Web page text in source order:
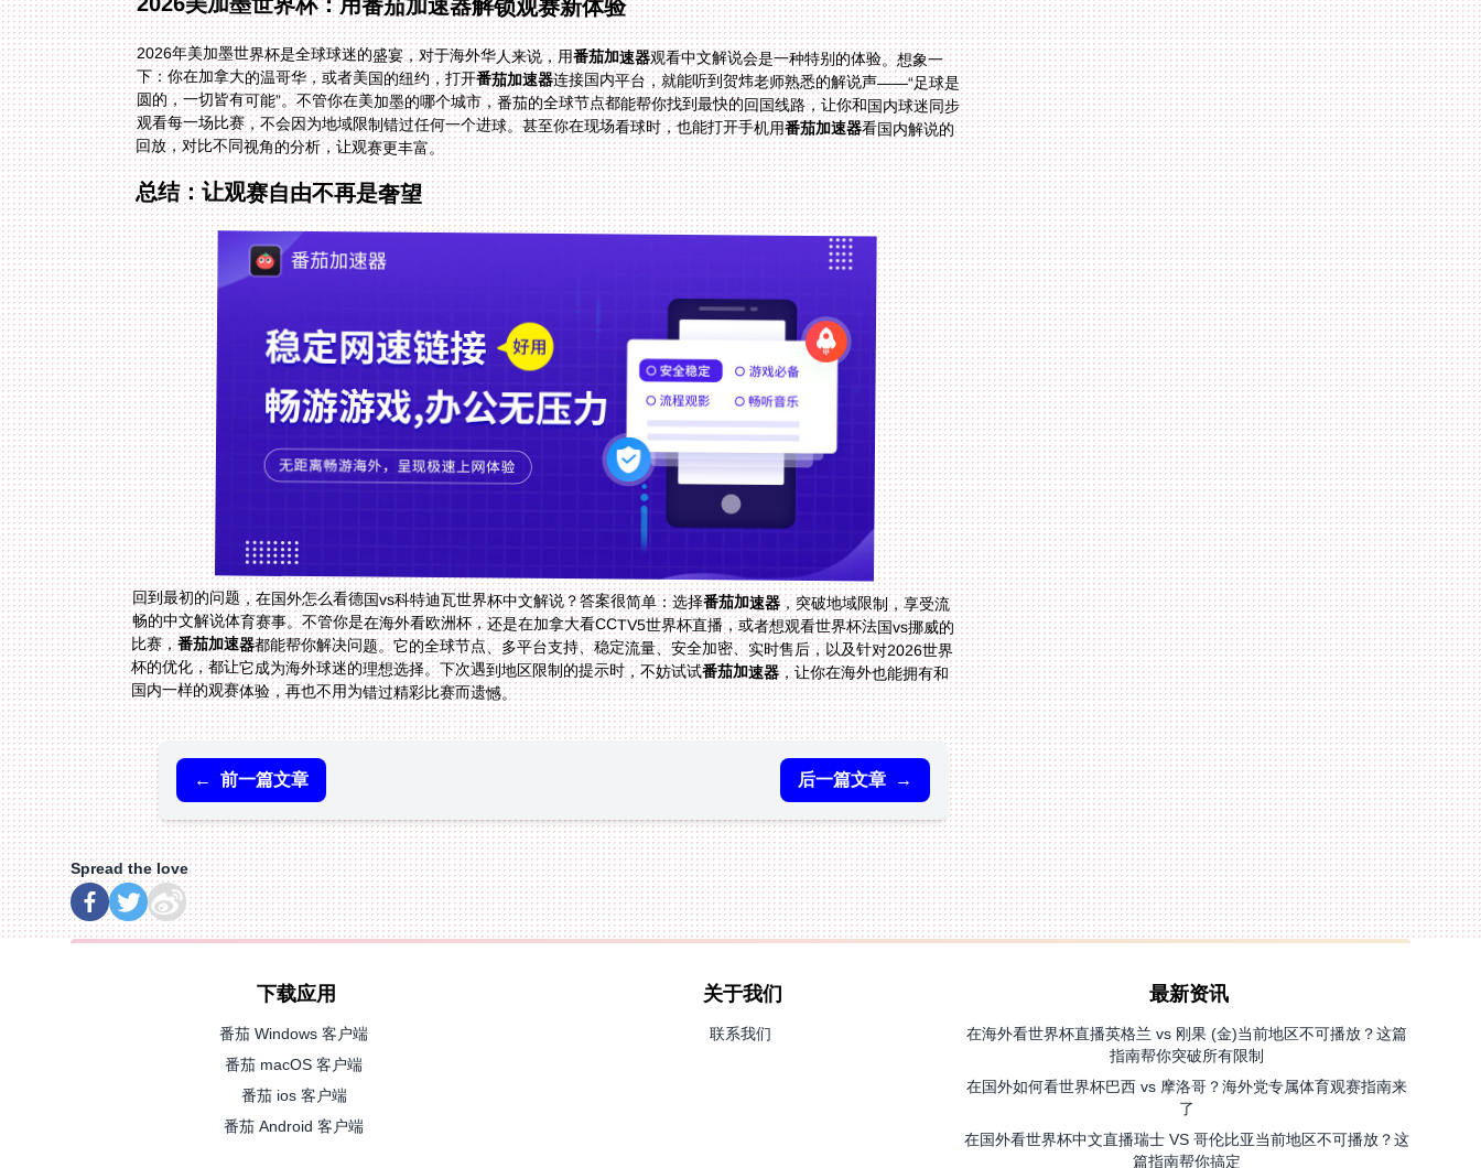
2026年美加墨世界杯是全球球迷的盛宴，对于海外华人来说，用番茄加速器观看中文解说会是一种特别的体验。想象一
下：你在加拿大的温哥华，或者美国的纽约，打开番茄加速器连接国内平台，就能听到贺炜老师熟悉的解说声——“足球是
圆的，一切皆有可能”。不管你在美加墨的哪个城市，番茄的全球节点都能帮你找到最快的回国线路，让你和国内球迷同步
观看每一场比赛，不会因为地域限制错过任何一个进球。甚至你在现场看球时，也能打开手机用番茄加速器看国内解说的
回放，对比不同视角的分析，让观赛更丰富。
总结：让观赛自由不再是奢望
回到最初的问题，在国外怎么看德国vs科特迪瓦世界杯中文解说？答案很简单：选择番茄加速器，突破地域限制，享受流
畅的中文解说体育赛事。不管你是在海外看欧洲杯，还是在加拿大看CCTV5世界杯直播，或者想观看世界杯法国vs挪威的
比赛，番茄加速器都能帮你解决问题。它的全球节点、多平台支持、稳定流量、安全加密、实时售后，以及针对2026世界
杯的优化，都让它成为海外球迷的理想选择。下次遇到地区限制的提示时，不妨试试番茄加速器，让你在海外也能拥有和
国内一样的观赛体验，再也不用为错过精彩比赛而遗憾。
← 前一篇文章 后一篇文章 →
Spread the love
下载应用
番茄 Windows 客户端
番茄 macOS 客户端
番茄 ios 客户端
番茄 Android 客户端
关于我们
联系我们
最新资讯
在海外看世界杯直播英格兰 vs 刚果 (金)当前地区不可播放？这篇
指南帮你突破所有限制
在国外如何看世界杯巴西 vs 摩洛哥？海外党专属体育观赛指南来
了
在国外看世界杯中文直播瑞士 VS 哥伦比亚当前地区不可播放？这
篇指南帮你搞定